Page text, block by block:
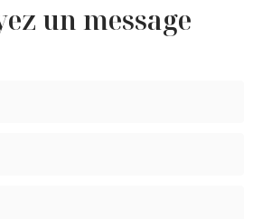
un message